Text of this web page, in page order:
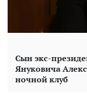
Сын экс-
Януковича
ночной клуб